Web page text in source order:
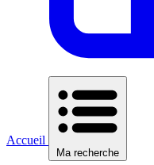
Accueil
Ma recherche